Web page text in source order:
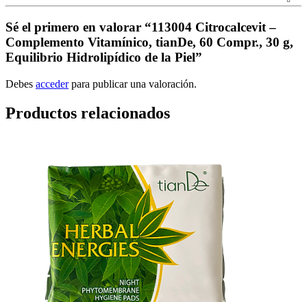
Sé el primero en valorar “113004 Citrocalcevit –
Complemento Vitamínico, tianDe, 60 Compr., 30 g,
Equilibrio Hidrolipídico de la Piel”
Debes accederpara publicar una valoración.
Productos relacionados